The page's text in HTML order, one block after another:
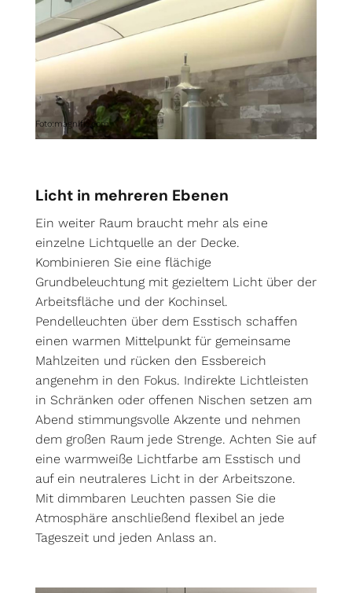
Foto:magnific.com
Licht in mehreren Ebenen
Ein weiter Raum braucht mehr als eine
einzelne Lichtquelle an der Decke.
Kombinieren Sie eine flächige
Grundbeleuchtung mit gezieltem Licht über der
Arbeitsfläche und der Kochinsel.
Pendelleuchten über dem Esstisch schaffen
einen warmen Mittelpunkt für gemeinsame
Mahlzeiten und rücken den Essbereich
angenehm in den Fokus. Indirekte Lichtleisten
in Schränken oder offenen Nischen setzen am
Abend stimmungsvolle Akzente und nehmen
dem großen Raum jede Strenge. Achten Sie auf
eine warmweiße Lichtfarbe am Esstisch und
auf ein neutraleres Licht in der Arbeitszone.
Mit dimmbaren Leuchten passen Sie die
Atmosphäre anschließend flexibel an jede
Tageszeit und jeden Anlass an.